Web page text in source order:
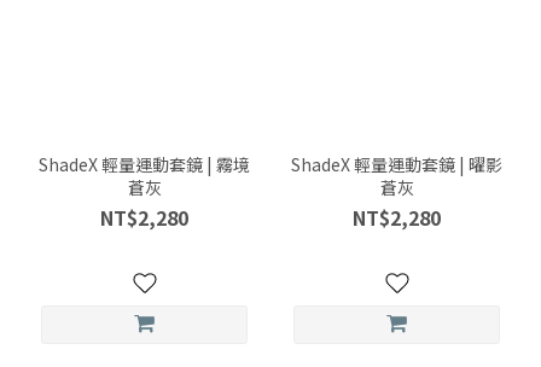
ShadeX 輕量運動套鏡 | 霧境
蒼灰
NT$2,280
ShadeX 輕量運動套鏡 | 曜影
蒼灰
NT$2,280